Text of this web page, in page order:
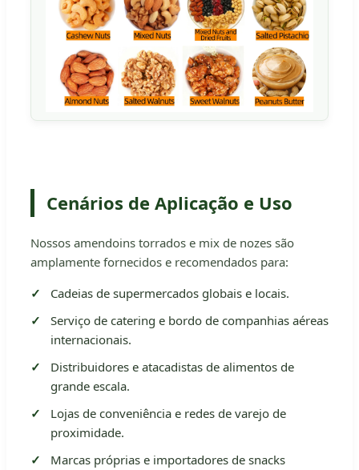
Cenários de Aplicação e Uso
Nossos amendoins torrados e mix de nozes são
amplamente fornecidos e recomendados para:
Cadeias de supermercados globais e locais.
Serviço de catering e bordo de companhias aéreas
internacionais.
Distribuidores e atacadistas de alimentos de
grande escala.
Lojas de conveniência e redes de varejo de
proximidade.
Marcas próprias e importadores de snacks